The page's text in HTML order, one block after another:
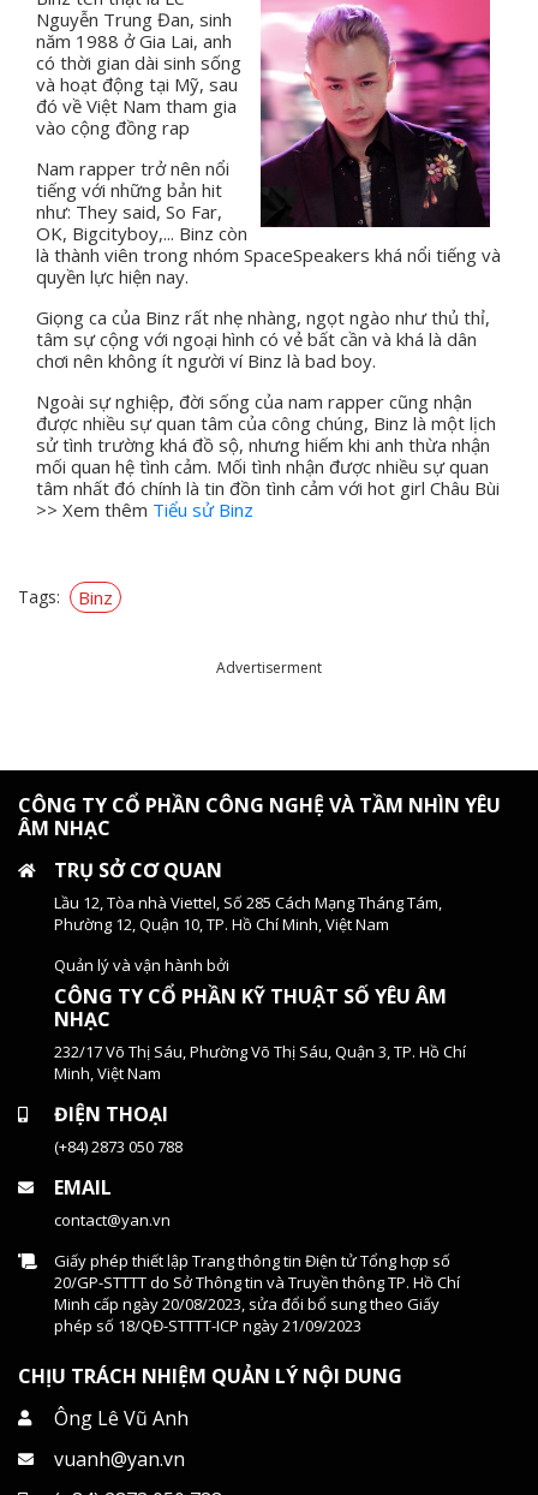
Nguyễn Trung Đan, sinh
năm 1988 ở Gia Lai, anh
có thời gian dài sinh sống
và hoạt động tại Mỹ, sau
đó về Việt Nam tham gia
vào cộng đồng rap
Nam rapper trở nên nổi
tiếng với những bản hit
như: They said, So Far,
OK, Bigcityboy,... Binz còn
là thành viên trong nhóm SpaceSpeakers khá nổi tiếng và
quyền lực hiện nay.
Giọng ca của Binz rất nhẹ nhàng, ngọt ngào như thủ thỉ,
tâm sự cộng với ngoại hình có vẻ bất cần và khá là dân
chơi nên không ít người ví Binz là bad boy.
Ngoài sự nghiệp, đời sống của nam rapper cũng nhận
được nhiều sự quan tâm của công chúng, Binz là một lịch
sử tình trường khá đồ sộ, nhưng hiếm khi anh thừa nhận
mối quan hệ tình cảm. Mối tình nhận được nhiều sự quan
tâm nhất đó chính là tin đồn tình cảm với hot girl Châu Bùi
>> Xem thêm Tiểu sử Binz
Tags: Binz
Advertiserment
CÔNG TY CỔ PHẦN CÔNG NGHỆ VÀ TẦM NHÌN YÊU
ÂM NHẠC
TRỤ SỞ CƠ QUAN
Lầu 12, Tòa nhà Viettel, Số 285 Cách Mạng Tháng Tám,
Phường 12, Quận 10, TP. Hồ Chí Minh, Việt Nam
Quản lý và vận hành bởi
CÔNG TY CỔ PHẦN KỸ THUẬT SỐ YÊU ÂM
NHẠC
232/17 Võ Thị Sáu, Phường Võ Thị Sáu, Quận 3, TP. Hồ Chí
Minh, Việt Nam
ĐIỆN THOẠI
(+84) 2873 050 788
EMAIL
contact@yan.vn
Giấy phép thiết lập Trang thông tin Điện tử Tổng hợp số
20/GP-STTTT do Sở Thông tin và Truyền thông TP. Hồ Chí
Minh cấp ngày 20/08/2023, sửa đổi bổ sung theo Giấy
phép số 18/QĐ-STTTT-ICP ngày 21/09/2023
CHỊU TRÁCH NHIỆM QUẢN LÝ NỘI DUNG
Ông Lê Vũ Anh
vuanh@yan.vn